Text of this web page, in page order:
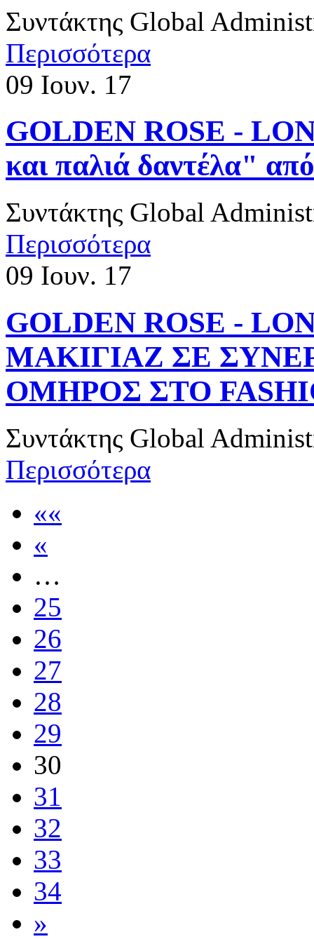
Συντάκτης Global
Περισσότερα
09 Ιουν. 17
​GOLDEN ROSE -
και παλιά δαντέλα"
Συντάκτης Global
Περισσότερα
09 Ιουν. 17
GOLDEN ROSE -
ΜΑΚΙΓΙΑΖ ΣΕ
ΟΜΗΡΟΣ ΣΤΟ
Συντάκτης Global
Περισσότερα
««
«
…
25
26
27
28
29
30
31
32
33
34
»